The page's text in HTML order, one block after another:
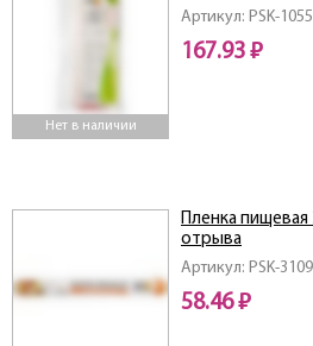
Нет в наличии
Артикул: PSK-
167.93 ₽
Артикул: PSK-
Пленка
отрыва
58.46 ₽